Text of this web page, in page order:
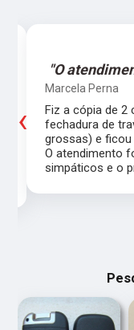
"O
Marcela Perna
Fiz a cópia de 2
fechadura de
grossas) e
O atendimento
simpáticos e o
‹